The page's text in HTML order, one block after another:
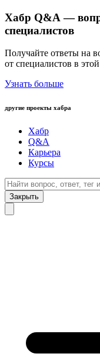
Хабр Q&A —
специалистов
Получайте ответы на
от специалистов в
Узнать больше
другие проекты хабра
Хабр
Q&A
Карьера
Курсы
Закрыть